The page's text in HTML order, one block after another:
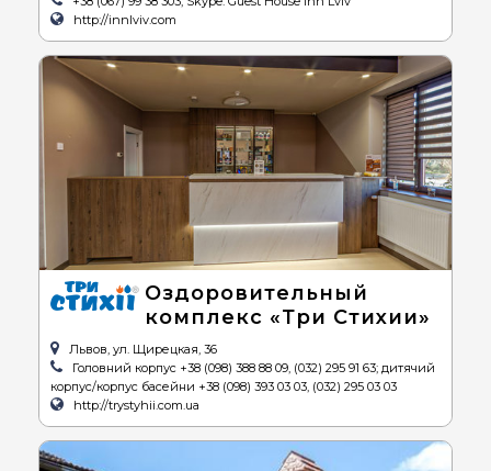
http://innlviv.com
Оздоровительный
комплекс «Три Стихии»
Львов, ул. Щирецкая, 36
Головний корпус +38 (098) 388 88 09, (032) 295 91 63; дитячий
корпус/корпус басейни +38 (098) 393 03 03, (032) 295 03 03
http://trystyhii.com.ua